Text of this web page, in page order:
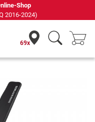
Experte für Heimfitness
69x